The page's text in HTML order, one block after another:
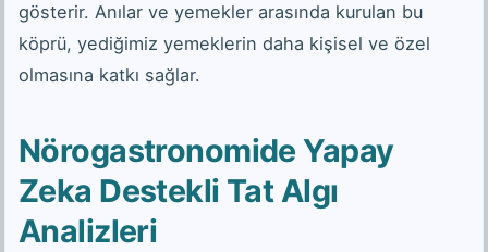
gösterir. Anılar ve yemekler arasında kurulan bu
köprü, yediğimiz yemeklerin daha kişisel ve özel
olmasına katkı sağlar.
Nörogastronomide Yapay
Zeka Destekli Tat Algı
Analizleri